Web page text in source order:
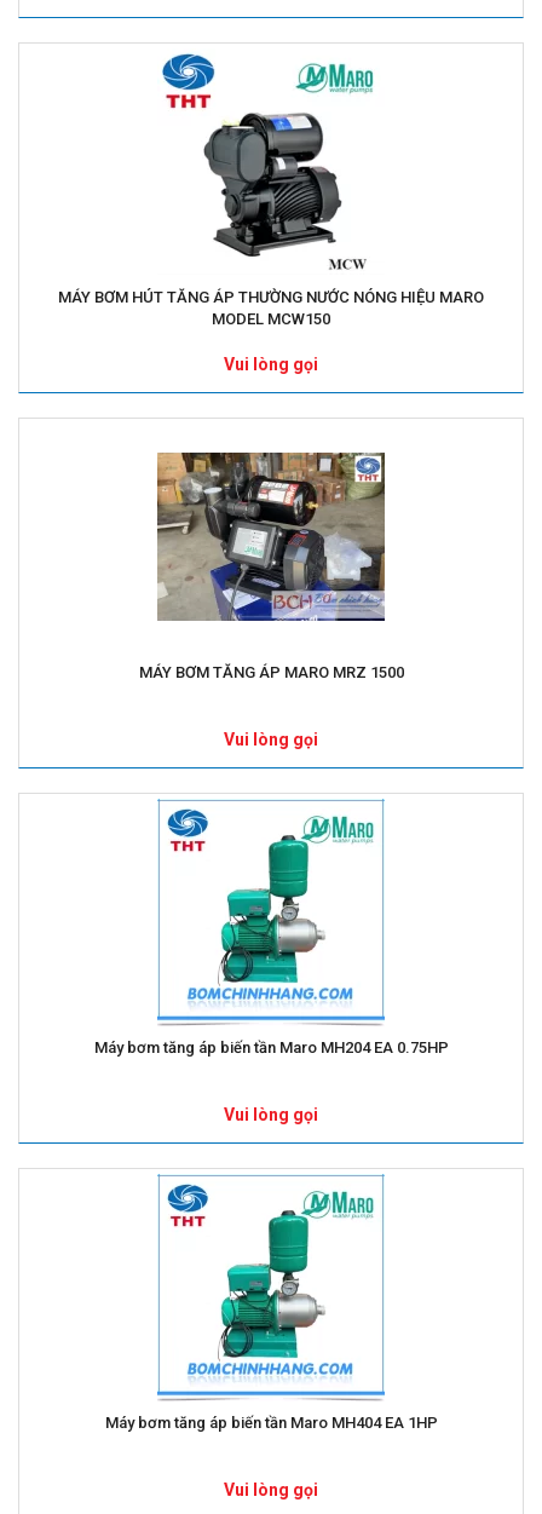
MÁY BƠM HÚT TĂNG ÁP THƯỜNG NƯỚC NÓNG HIỆU MARO
MODEL MCW150
Vui lòng gọi
MÁY BƠM TĂNG ÁP MARO MRZ 1500
Vui lòng gọi
Máy bơm tăng áp biến tần Maro MH204 EA 0.75HP
Vui lòng gọi
Máy bơm tăng áp biến tần Maro MH404 EA 1HP
Vui lòng gọi